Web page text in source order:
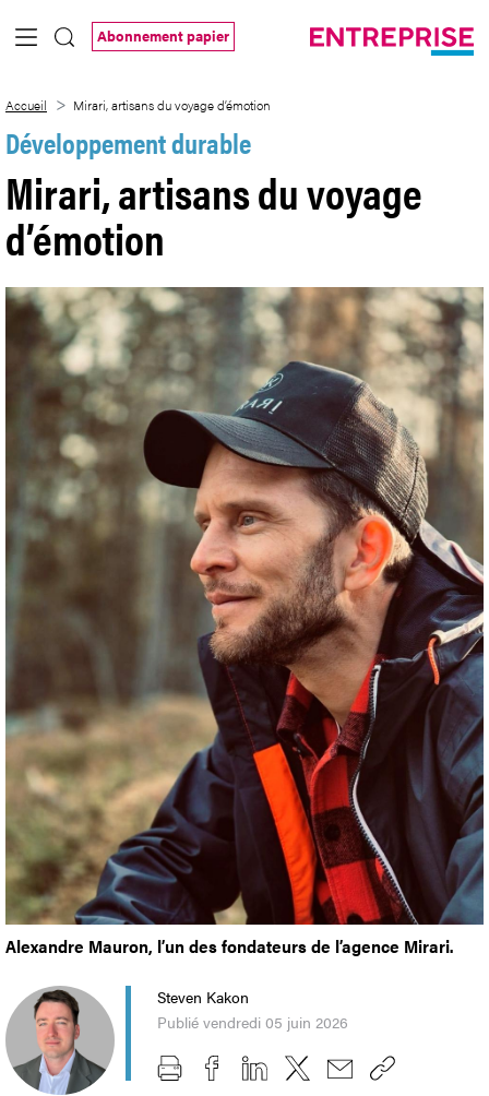
Saut au contenu principal
Abonnement papier
Accueil Mirari, artisans du voyage d’émotion
Développement durable
Mirari, artisans du voyage
d’émotion
Alexandre Mauron, l’un des fondateurs de l’agence Mirari.
Steven Kakon
Publié vendredi 05 juin 2026